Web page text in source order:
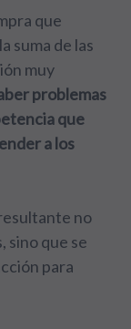
que
suma de las
muy
problemas
que
a los
no
sino que se
para